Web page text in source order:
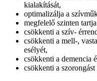
kialakítását,
optimalizálja a
megfelelő szinten
csökkenti a szív-
csökkenti a mell-,
esélyét,
csökkenti a demencia
csökkenti a szorongást